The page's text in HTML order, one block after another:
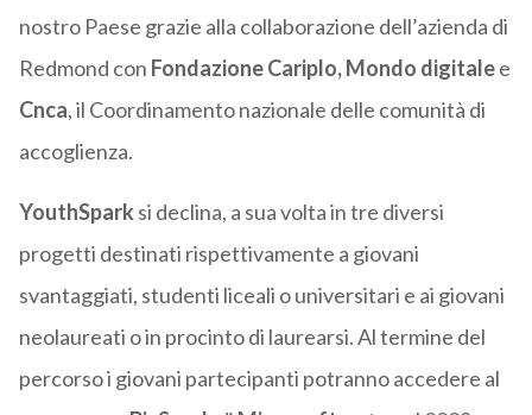
nostro Paese grazie alla collaborazione dell’azienda di
Redmond con Fondazione Cariplo, Mondo digitalee
Cnca, il Coordinamento nazionale delle comunità di
accoglienza.
YouthSparksi declina, a sua volta in tre diversi
progetti destinati rispettivamente a giovani
svantaggiati, studenti liceali o universitari e ai giovani
neolaureati o in procinto di laurearsi. Al termine del
percorso i giovani partecipanti potranno accedere al